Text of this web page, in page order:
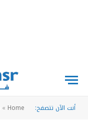
أنت الآن تتصفح: Home
»